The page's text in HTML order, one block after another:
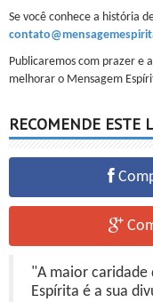
Se você conhece a história
Publicaremos com prazer e
melhorar o Mensagem
RECOMENDE ESTE
"A maior caridade
Espírita é a sua